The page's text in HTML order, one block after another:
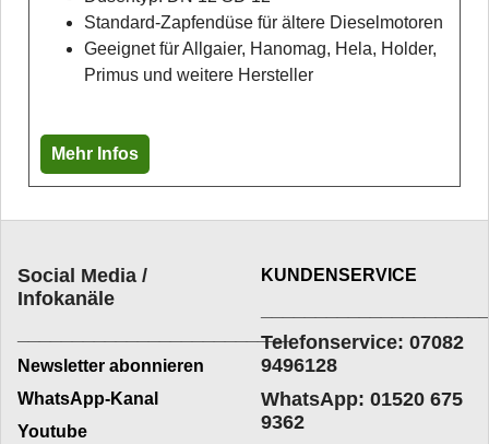
Standard-Zapfendüse für ältere Dieselmotoren
Geeignet für Allgaier, Hanomag, Hela, Holder,
Primus und weitere Hersteller
Mehr Infos
Social Media /
Infokanäle
_________________________
Newsletter abonnieren
WhatsApp-Kanal
Youtube
KUNDENSERVICE
Telefonservice: 07082
9496128
WhatsApp: 01520 675
9362